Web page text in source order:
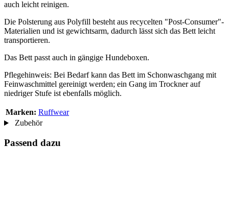
auch leicht reinigen.
Die Polsterung aus Polyfill besteht aus recycelten "Post-Consumer"-
Materialien und ist gewichtsarm, dadurch lässt sich das Bett leicht
transportieren.
Das Bett passt auch in gängige Hundeboxen.
Pflegehinweis: Bei Bedarf kann das Bett im Schonwaschgang mit
Feinwaschmittel gereinigt werden; ein Gang im Trockner auf
niedriger Stufe ist ebenfalls möglich.
Marken: Ruffwear
Zubehör
Passend dazu